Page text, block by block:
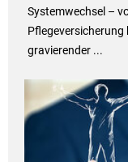
Systemwechsel –
Pflegeversicherung
gravierender ...